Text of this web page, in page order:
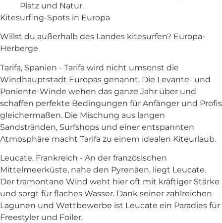
Platz und Natur.
Kitesurfing-Spots in Europa
Willst du außerhalb des Landes kitesurfen? Europa-
Herberge
Tarifa, Spanien - Tarifa wird nicht umsonst die
Windhauptstadt Europas genannt. Die Levante- und
Poniente-Winde wehen das ganze Jahr über und
schaffen perfekte Bedingungen für Anfänger und Profis
gleichermaßen. Die Mischung aus langen
Sandstränden, Surfshops und einer entspannten
Atmosphäre macht Tarifa zu einem idealen Kiteurlaub.
Leucate, Frankreich - An der französischen
Mittelmeerküste, nahe den Pyrenäen, liegt Leucate.
Der tramontane Wind weht hier oft mit kräftiger Stärke
und sorgt für flaches Wasser. Dank seiner zahlreichen
Lagunen und Wettbewerbe ist Leucate ein Paradies für
Freestyler und Foiler.